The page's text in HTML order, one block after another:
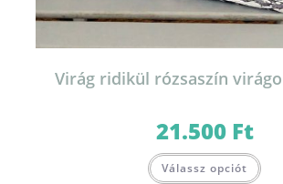
Virág ridikül rózsaszín
21.500 Ft
Válassz opciót